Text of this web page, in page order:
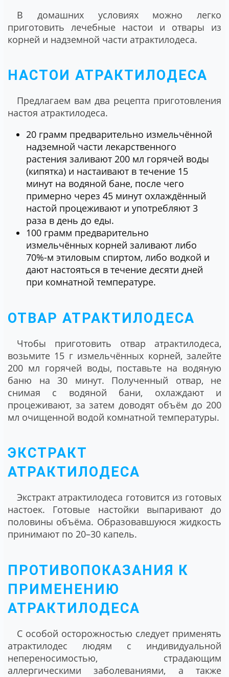
В домашних условиях можно легко
приготовить лечебные настои и отвары из
корней и надземной части атрактилодеса.
НАСТОИ АТРАКТИЛОДЕСА
Предлагаем вам два рецепта приготовления
настоя атрактилодеса.
20 грамм предварительно измельчённой
надземной части лекарственного
растения заливают 200 мл горячей воды
(кипятка) и настаивают в течение 15
минут на водяной бане, после чего
примерно через 45 минут охлаждённый
настой процеживают и употребляют 3
раза в день до еды.
100 грамм предварительно
измельчённых корней заливают либо
70%-м этиловым спиртом, либо водкой и
дают настояться в течение десяти дней
при комнатной температуре.
ОТВАР АТРАКТИЛОДЕСА
Чтобы приготовить отвар атрактилодеса,
возьмите 15 г измельчённых корней, залейте
200 мл горячей воды, поставьте на водяную
баню на 30 минут. Полученный отвар, не
снимая с водяной бани, охлаждают и
процеживают, за затем доводят объём до 200
мл очищенной водой комнатной температуры.
ЭКСТРАКТ
АТРАКТИЛОДЕСА
Экстракт атрактилодеса готовится из готовых
настоек. Готовые настойки выпаривают до
половины объёма. Образовавшуюся жидкость
принимают по 20–30 капель.
ПРОТИВОПОКАЗАНИЯ К
ПРИМЕНЕНИЮ
АТРАКТИЛОДЕСА
С особой осторожностью следует применять
атрактилодес людям с индивидуальной
непереносимостью, страдающим
аллергическими заболеваниями, а также